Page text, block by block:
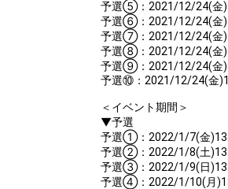
予選⑤：2021/12/24(金
予選⑥：2021/12/24(金
予選⑦：2021/12/24(金
予選⑧：2021/12/24(金
予選⑨：2021/12/24(金
予選⑩：2021/12/24(金
＜イベント期間＞
▼予選
予選①：2022/1/7(金
予選②：2022/1/8(土
予選③：2022/1/9(日
予選④：2022/1/10(月